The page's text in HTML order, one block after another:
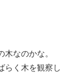
木なのかな。
らく木を観察し